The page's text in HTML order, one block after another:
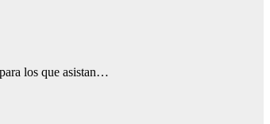
los que asistan…